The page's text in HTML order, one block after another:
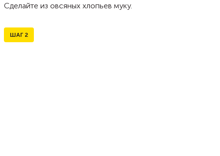
Сделайте из овсяных хлопьев муку.
ШАГ 2